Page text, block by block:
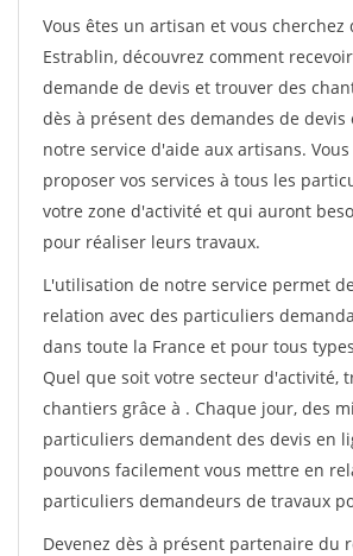
Vous êtes un artisan et vous cherchez
Estrablin, découvrez comment
demande de devis et trouver des
dès à présent des demandes de
notre service d'aide aux artisans.
proposer vos services à tous les
votre zone d'activité et qui auront
pour réaliser leurs travaux.
L'utilisation de notre service permet
relation avec des particuliers
dans toute la France et pour tous
Quel que soit votre secteur d'activité,
chantiers grâce à . Chaque jour, des
particuliers demandent des devis en
pouvons facilement vous mettre en
particuliers demandeurs de travaux
Devenez dès à présent partenaire du